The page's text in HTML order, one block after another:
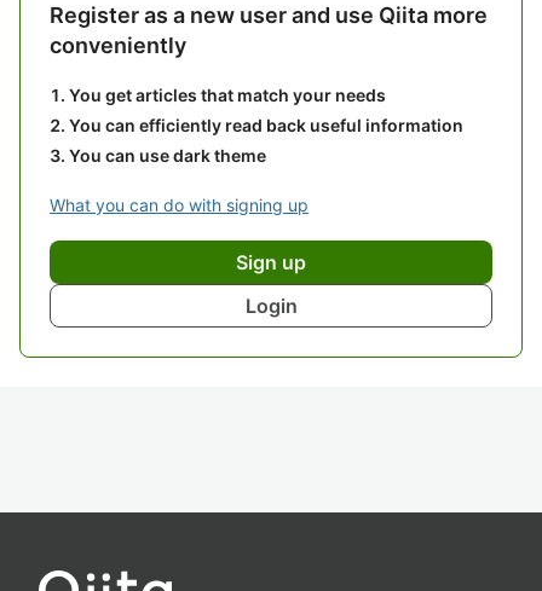
Register as a new user and use Qiita more
conveniently
You get articles that match your needs
You can efficiently read back useful information
You can use dark theme
What you can do with signing up
Sign up
Login